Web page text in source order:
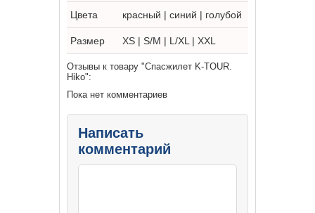
Цвета красный | синий | голубой
Размер XS | S/M | L/XL | XXL
Отзывы к товару "Спасжилет K-TOUR.
Hiko":
Пока нет комментариев
Написать
комментарий